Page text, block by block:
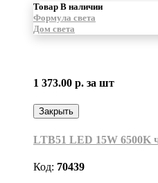
Товар В наличии
Формула света
Дом света
1 373.00 р. за шт
Закрыть
LTB51 LED 15W 6500K
Код: 70439